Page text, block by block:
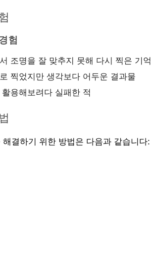
험
조명을 잘 맞추지 못해 다시 찍은 기억
찍었지만 생각보다 어두운 결과물
용해보려다 실패한 적
해결하기 위한 방법은 다음과 같습니다: